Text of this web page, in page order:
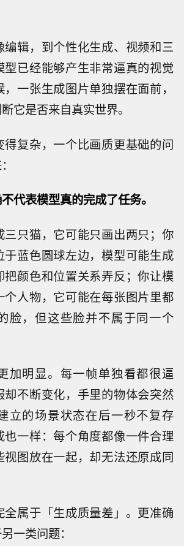
编辑，到个性化生成、视频和三
已经能够产生非常逼真的视觉
一张生成图片单独摆在面前，
它是否来自真实世界。
复杂，一个比画质更基础的问
代表模型真的完成了任务。
只猫，它可能只画出两只；你
于蓝色圆球左边，模型可能生成
把颜色和位置关系弄反；你让模
个人物，它可能在每张图片里都
脸，但这些脸并不属于同一个
加明显。每一帧单独看都很逼
却不断变化，手里的物体会突然
立的场景状态在后一秒不复存
也一样：每个角度都像一件合理
视图放在一起，却无法还原成同
全属于「生成质量差」。更准确
一类问题：